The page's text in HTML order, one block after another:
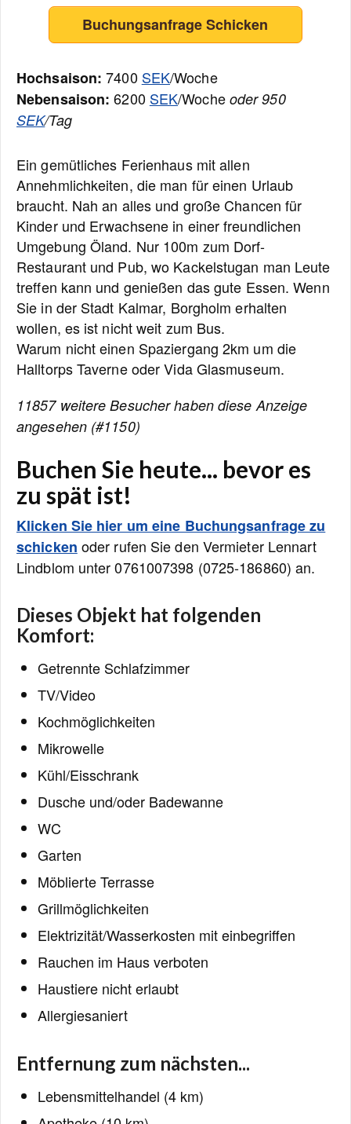
Buchungsanfrage Schicken
Hochsaison: 7400 SEK/Woche
Nebensaison: 6200 SEK/Woche oder 950
SEK/Tag
Ein gemütliches Ferienhaus mit allen
Annehmlichkeiten, die man für einen Urlaub
braucht. Nah an alles und große Chancen für
Kinder und Erwachsene in einer freundlichen
Umgebung Öland. Nur 100m zum Dorf-
Restaurant und Pub, wo Kackelstugan man Leute
treffen kann und genießen das gute Essen. Wenn
Sie in der Stadt Kalmar, Borgholm erhalten
wollen, es ist nicht weit zum Bus.
Warum nicht einen Spaziergang 2km um die
Halltorps Taverne oder Vida Glasmuseum.
11857 weitere Besucher haben diese Anzeige
angesehen (#1150)
Buchen Sie heute... bevor es
zu spät ist!
Klicken Sie hier um eine Buchungsanfrage zu
schicken oder rufen Sie den Vermieter Lennart
Lindblom unter 0761007398 (0725-186860) an.
Dieses Objekt hat folgenden
Komfort:
Getrennte Schlafzimmer
TV/Video
Kochmöglichkeiten
Mikrowelle
Kühl/Eisschrank
Dusche und/oder Badewanne
WC
Garten
Möblierte Terrasse
Grillmöglichkeiten
Elektrizität/Wasserkosten mit einbegriffen
Rauchen im Haus verboten
Haustiere nicht erlaubt
Allergiesaniert
Entfernung zum nächsten...
Lebensmittelhandel (4 km)